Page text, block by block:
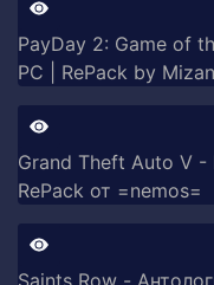
PayDay 2: Game of
PC | RePack by
Grand Theft Auto V -
RePack от =nemos=
Saints Row -